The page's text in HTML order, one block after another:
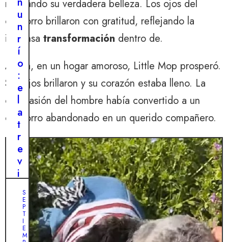
revelando su verdadera belleza. Los ojos del
cachorro brillaron con gratitud, reflejando la
inmensa transformación dentro de.
Ahora, en un hogar amoroso, Little Mop prosperó.
Sus ojos brillaron y su corazón estaba lleno. La
compasión del hombre había convertido a un
cachorro abandonado en un querido compañero.
u
n
r
í
o
:
e
l
a
t
r
e
v
i
oS
E
P
T
I
E
M